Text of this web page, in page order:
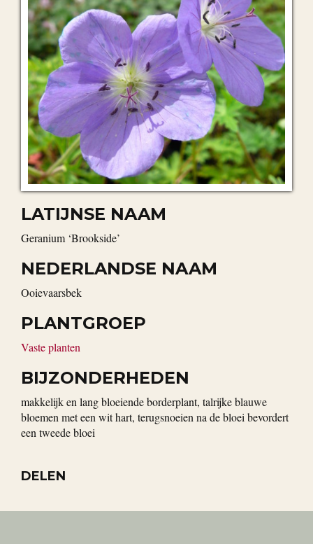
LATIJNSE NAAM
Geranium ‘Brookside’
NEDERLANDSE NAAM
ooievaarsbek
PLANTGROEP
Vaste planten
BIJZONDERHEDEN
makkelijk en lang bloeiende borderplant, talrijke blauwe
bloemen met een wit hart, terugsnoeien na de bloei bevordert
een tweede bloei
DELEN